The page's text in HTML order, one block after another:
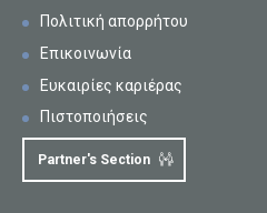
Πολιτική απορρήτου
Επικοινωνία
Ευκαιρίες καριέρας
Πιστοποιήσεις
Partner's Section